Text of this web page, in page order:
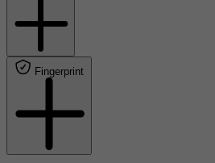
Fingerprint